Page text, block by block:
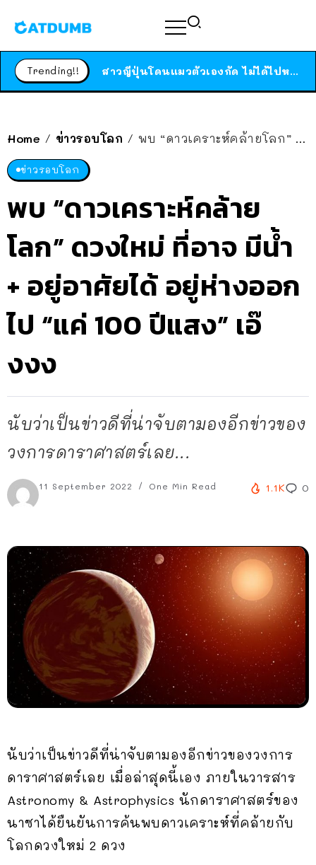
Trending!! สาวญี่ปุ่นโดนแมวตัวเองกัด ไม่ได้ไปหาหมอตั้งแต่เนิ่นๆ สุดท้ายขาบวม กลายเป็นโรคเนื้อเน่า เตือนทาสแมวทั้งหลายให้ระวัง
Home / ข่าวรอบโลก / พบ “ดาวเคราะห์คล้ายโลก” ดวงใหม่ ที่อาจ มีน้ำ + อยู่อาศัยได้ อยู่ห่างออกไป “แค่ 100 ปีแสง” เอ๊งงง
ข่าวรอบโลก
พบ “ดาวเคราะห์คล้าย
โลก” ดวงใหม่ ที่อาจ มีน้ำ
+ อยู่อาศัยได้ อยู่ห่างออก
ไป “แค่ 100 ปีแสง” เอ๊
งงง
นับว่าเป็นข่าวดีที่น่าจับตามองอีกข่าวของ
วงการดาราศาสตร์เลย...
11 September 2022 One Min Read 1.1K 0
นับว่าเป็นข่าวดีที่น่าจับตามองอีกข่าวของวงการ
ดาราศาสตร์เลย เมื่อล่าสุดนี้เอง ภายในวารสาร
Astronomy & Astrophysics นักดาราศาสตร์ของ
นาซาได้ยืนยันการค้นพบดาวเคราะห์ที่คล้ายกับ
โลกดวงใหม่ 2 ดวง